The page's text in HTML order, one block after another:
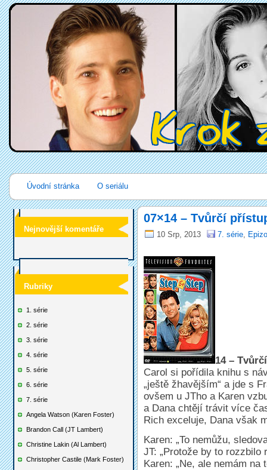
Úvodní stránka O seriálu
Nejnovější komentáře
Rubriky
1. série
2. série
3. série
4. série
5. série
6. série
7. série
Angela Watson (Karen Foster)
Brandon Call (JT Lambert)
Christine Lakin (Al Lambert)
Christopher Castile (Mark Foster)
07×14 – Tvůrčí
10 Srp, 2013 7. série,
14 –
Carol si pořídila knihu s
„ještě žhavějším“ a jde s
ovšem u JTho a Karen
a Dana chtějí trávit více
Rich exceluje, Dana však
Karen: „To nemůžu,
JT: „Protože by to rozzbilo
Karen: „Ne, ale nemám na